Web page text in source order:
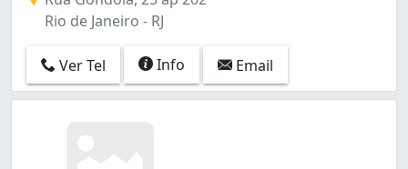
Rio de Janeiro - RJ
Ver Tel Info Email